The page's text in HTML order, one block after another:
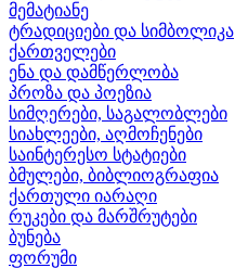
მემატიანე
ტრადიციები და სიმბოლიკა
ქართველები
ენა და დამწერლობა
პროზა და პოეზია
სიმღერები, საგალობლები
სიახლეები, აღმოჩენები
საინტერესო სტატიები
ბმულები, ბიბლიოგრაფია
ქართული იარაღი
რუკები და მარშრუტები
ბუნება
ფორუმი